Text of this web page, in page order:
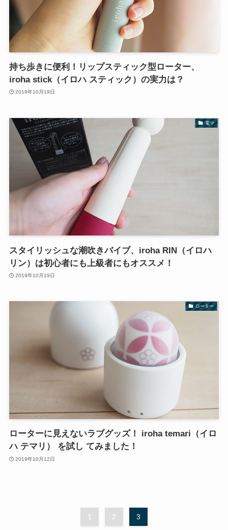
持ち歩きに便利！リップスティック型ローター、
iroha stick（イロハ スティック）の実力は？
2019年10月19日
電マ
スタイリッシュな潮吹きバイブ、iroha RIN（イロハ
リン）は初心者にも上級者にもオススメ！
2019年10月19日
ローター
ローターに見えないラブグッズ！ iroha temari（イロ
ハ テマリ） を試し てみました！
2019年10月12日
1 2 3